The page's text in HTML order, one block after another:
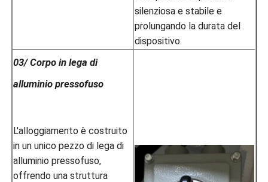
silenziosa e stabile e
prolungando la durata del
dispositivo.
03/ Corpo in lega di
alluminio pressofuso
L'alloggiamento è costruito
in un unico pezzo di lega di
alluminio pressofuso,
offrendo una struttura